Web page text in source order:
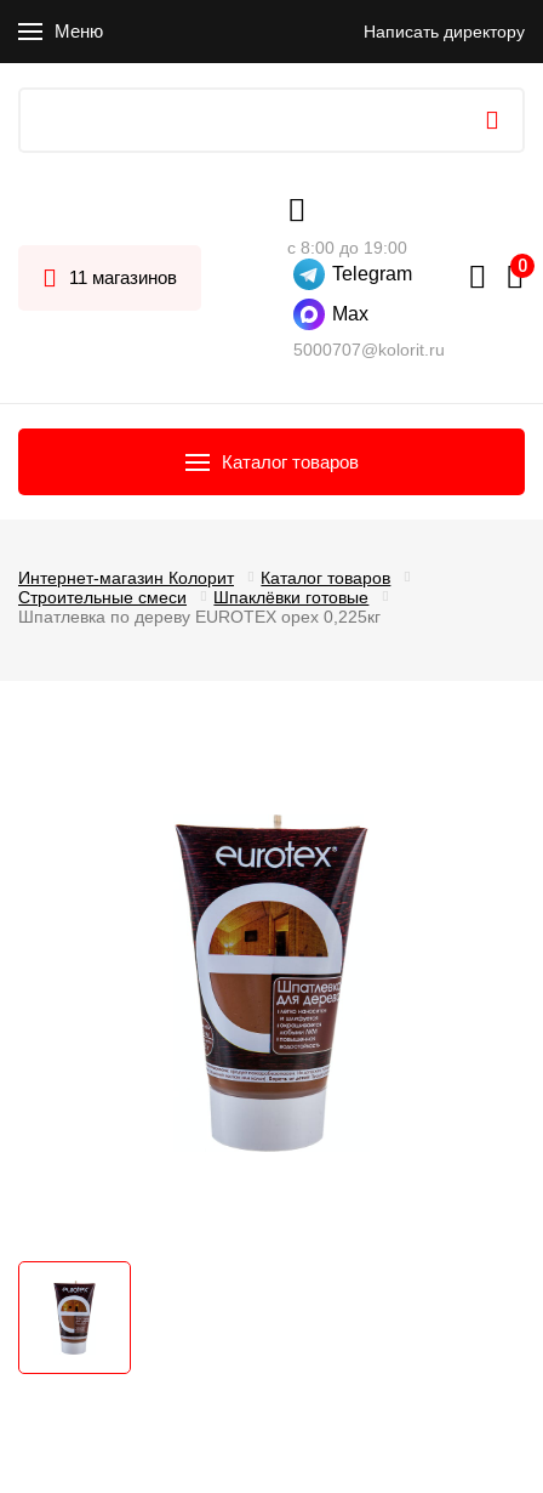
Меню Написать директору
11 магазинов
с 8:00 до 19:00
Telegram
Max
5000707@kolorit.ru
Каталог товаров
Интернет-магазин Колорит
Каталог товаров
Строительные смеси
Шпаклёвки готовые
Шпатлевка по дереву EUROTEX орех 0,225кг